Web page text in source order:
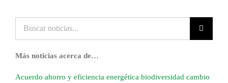
noticias...
Más noticias acerca de…
Acuerdo ahorro y eficiencia energética biodiversidad cambio